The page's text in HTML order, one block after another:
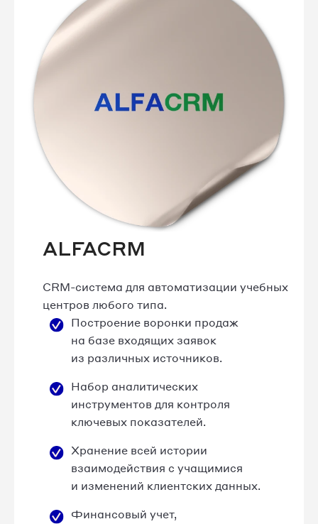
ALFACRM
CRM-система для автоматизации учебных
центров любого типа.
Построение воронки продаж
на базе входящих заявок
из различных источников.
Набор аналитических
инструментов для контроля
ключевых показателей.
Хранение всей истории
взаимодействия с учащимися
и изменений клиентских данных.
Финансовый учет,